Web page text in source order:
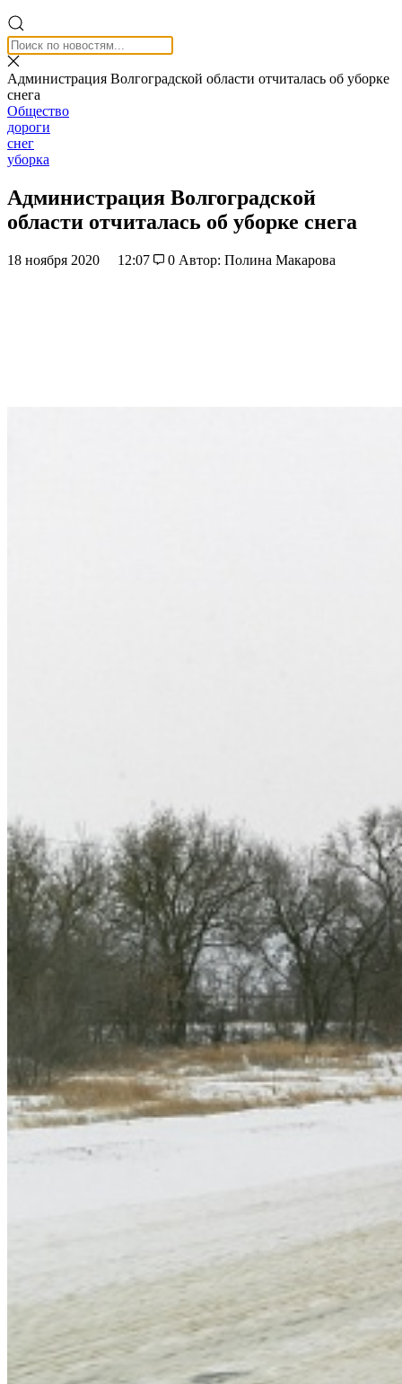
Администрация Волгоградской области отчиталась об уборке
снега
Общество
дороги
снег
уборка
Администрация Волгоградской
области отчиталась об уборке снега
18 ноября 2020 12:07 0 Автор: Полина Макарова